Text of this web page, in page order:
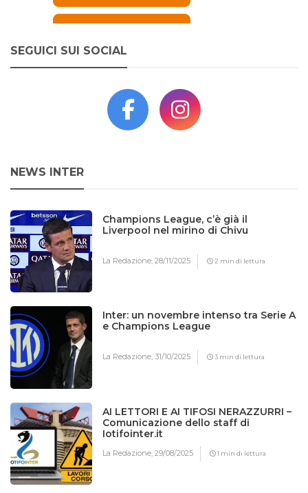
SEGUICI SUI SOCIAL
NEWS INTER
Champions League, c’è già il
Liverpool nel mirino di Chivu
La Redazione,28/11/2025 2 min di lettura
Inter: un novembre intenso tra Serie A
e Champions League
La Redazione,31/10/2025 3 min di lettura
AI LETTORI E AI TIFOSI NERAZZURRI –
Comunicazione dello staff di
Iotifointer.it
La Redazione,29/08/2025 1 min di lettura